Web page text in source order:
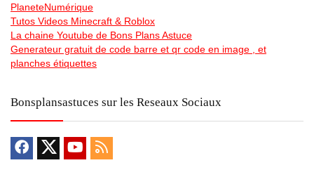
PlaneteNumérique
Tutos Videos Minecraft & Roblox
La chaine Youtube de Bons Plans Astuce
Generateur gratuit de code barre et qr code en image , et
planches étiquettes
Bonsplansastuces sur les Reseaux Sociaux